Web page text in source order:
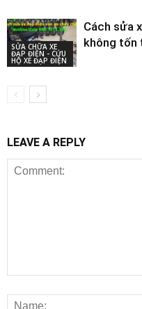
SỬA CHỮA XE
ĐẠP ĐIỆN - CỨU
HỘ XE ĐẠP ĐIỆN
Cách sửa
không tốn
LEAVE A REPLY